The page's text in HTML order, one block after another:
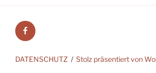
Facebook
DATENSCHUTZ Stolz präsentiert von